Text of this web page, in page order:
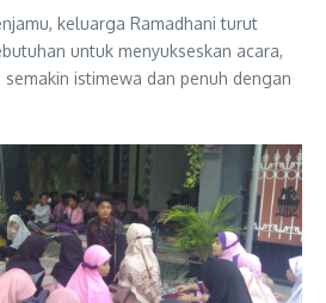
keluarga Ramadhani turut
untuk menyukseskan acara,
istimewa dan penuh dengan